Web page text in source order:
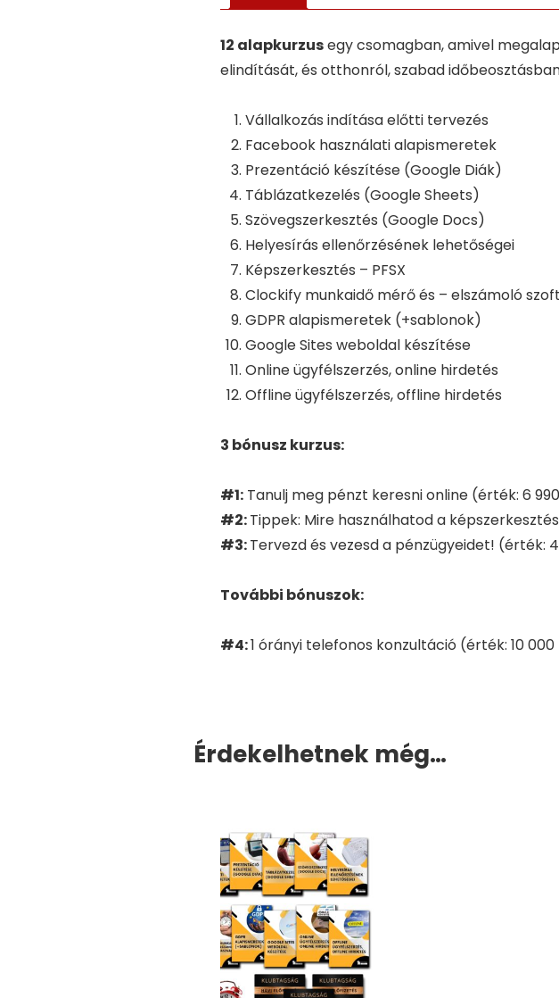
12 alapkurzusegy csomagban, amivel
elindítását, és otthonról, szabad
Vállalkozás indítása előtti tervezés
Facebook használati alapismeretek
Prezentáció készítése (Google Diák)
Táblázatkezelés (Google Sheets)
Szövegszerkesztés (Google Docs)
Helyesírás ellenőrzésének lehetőségei
Képszerkesztés – PFSX
Clockify munkaidő mérő és – elszámoló
GDPR alapismeretek (+sablonok)
Google Sites weboldal készítése
Online ügyfélszerzés, online hirdetés
Offline ügyfélszerzés, offline hirdetés
3 bónusz kurzus:
#1:Tanulj meg pénzt keresni online (érték: 6
#2:Tippek: Mire használhatod a
#3:Tervezd és vezesd a pénzügyeidet! (érték:
További bónuszok:
#4:1 órányi telefonos konzultáció (érték: 10
Érdekelhetnek még…